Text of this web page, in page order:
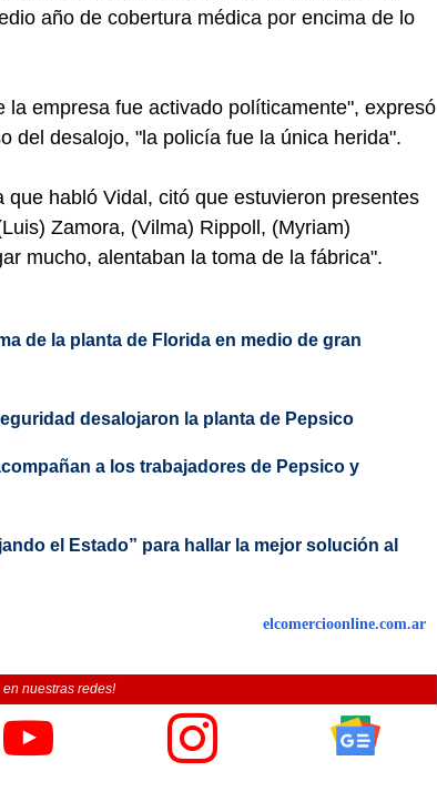
año de cobertura médica por encima de lo
empresa fue activado políticamente", expresó
del desalojo, "la policía fue la única herida".
habló Vidal, citó que estuvieron presentes
Zamora, (Vilma) Rippoll, (Myriam)
mucho, alentaban la toma de la fábrica".
de la planta de Florida en medio de gran
desalojaron la planta de Pepsico
a los trabajadores de Pepsico y
el Estado” para hallar la mejor solución al
elcomercioonline.com.ar
nuestras redes!